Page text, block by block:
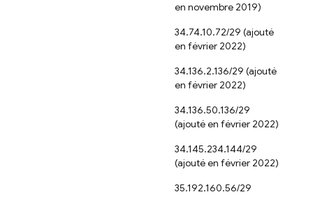
en novembre 2019)
34.74.10.72/29 (ajouté
en février 2022)
34.136.2.136/29 (ajouté
en février 2022)
34.136.50.136/29
(ajouté en février 2022)
34.145.234.144/29
(ajouté en février 2022)
35.192.160.56/29